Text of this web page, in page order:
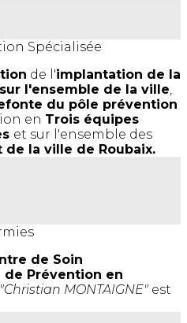
Spécialisée
de l'implantation de la
l'ensemble de la ville,
du pôle prévention
en Trois équipes
et sur l'ensemble des
la ville de Roubaix.
de Soin
Prévention en
"Christian MONTAIGNE" est